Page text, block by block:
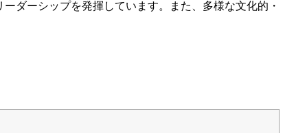
ダーシップを発揮しています。また、多様な文化的・